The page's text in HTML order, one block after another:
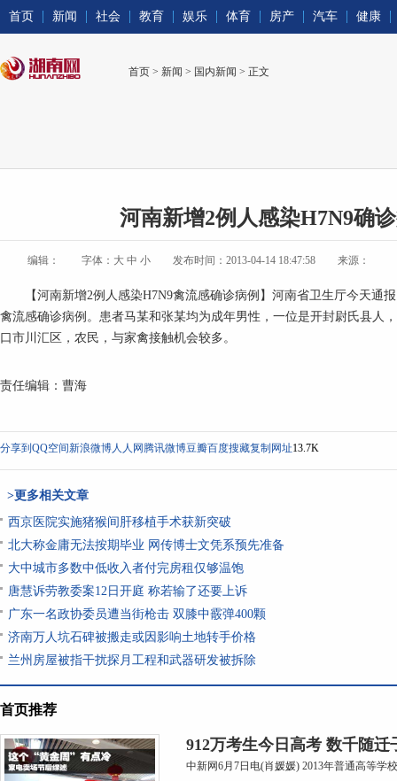
首页 新闻 社会 教育 娱乐 体育 房产 汽车 健康
首页 > 新闻 > 国内新闻 > 正文
河南新增2例人感染H7N9确
编辑： 字体： 大 中 小 发布时间：2013-04-14 18:47:58 来源：
【河南新增2例人感染H7N9禽流感确诊病例】河南省卫生厅今天通报
禽流感确诊病例。患者马某和张某均为成年男性，一位是开封尉氏县人
口市川汇区，农民，与家禽接触机会较多。
责任编辑：曹海
分享到 QQ空间新浪微博人人网 腾讯微博豆瓣百度搜藏复制网址13.7K
>更多相关文章
西京医院实施猪猴间肝移植手术获新突破
北大称金庸无法按期毕业 网传博士文凭系预先准备
大中城市多数中低收入者付完房租仅够温饱
唐慧诉劳教委案12日开庭 称若输了还要上诉
广东一名政协委员遭当街枪击 双膝中霰弹400颗
济南万人坑石碑被搬走或因影响土地转手价格
兰州房屋被指干扰探月工程和武器研发被拆除
首页推荐
912万考生今日高考 数千随迁
中新网6月7日电(肖媛媛) 2013年普通高等学